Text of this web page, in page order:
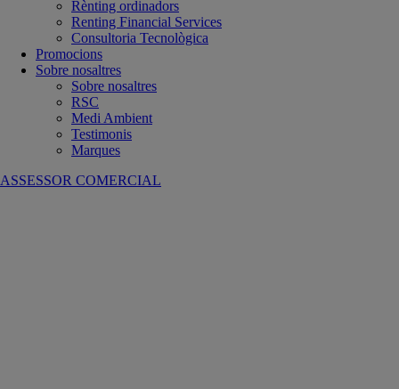
Rènting ordinadors
Renting Financial Services
Consultoria Tecnològica
Promocions
Sobre nosaltres
Sobre nosaltres
RSC
Medi Ambient
Testimonis
Marques
ASSESSOR COMERCIAL